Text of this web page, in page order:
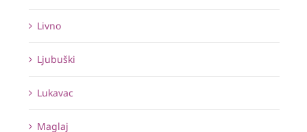
Livno
Ljubuški
Lukavac
Maglaj